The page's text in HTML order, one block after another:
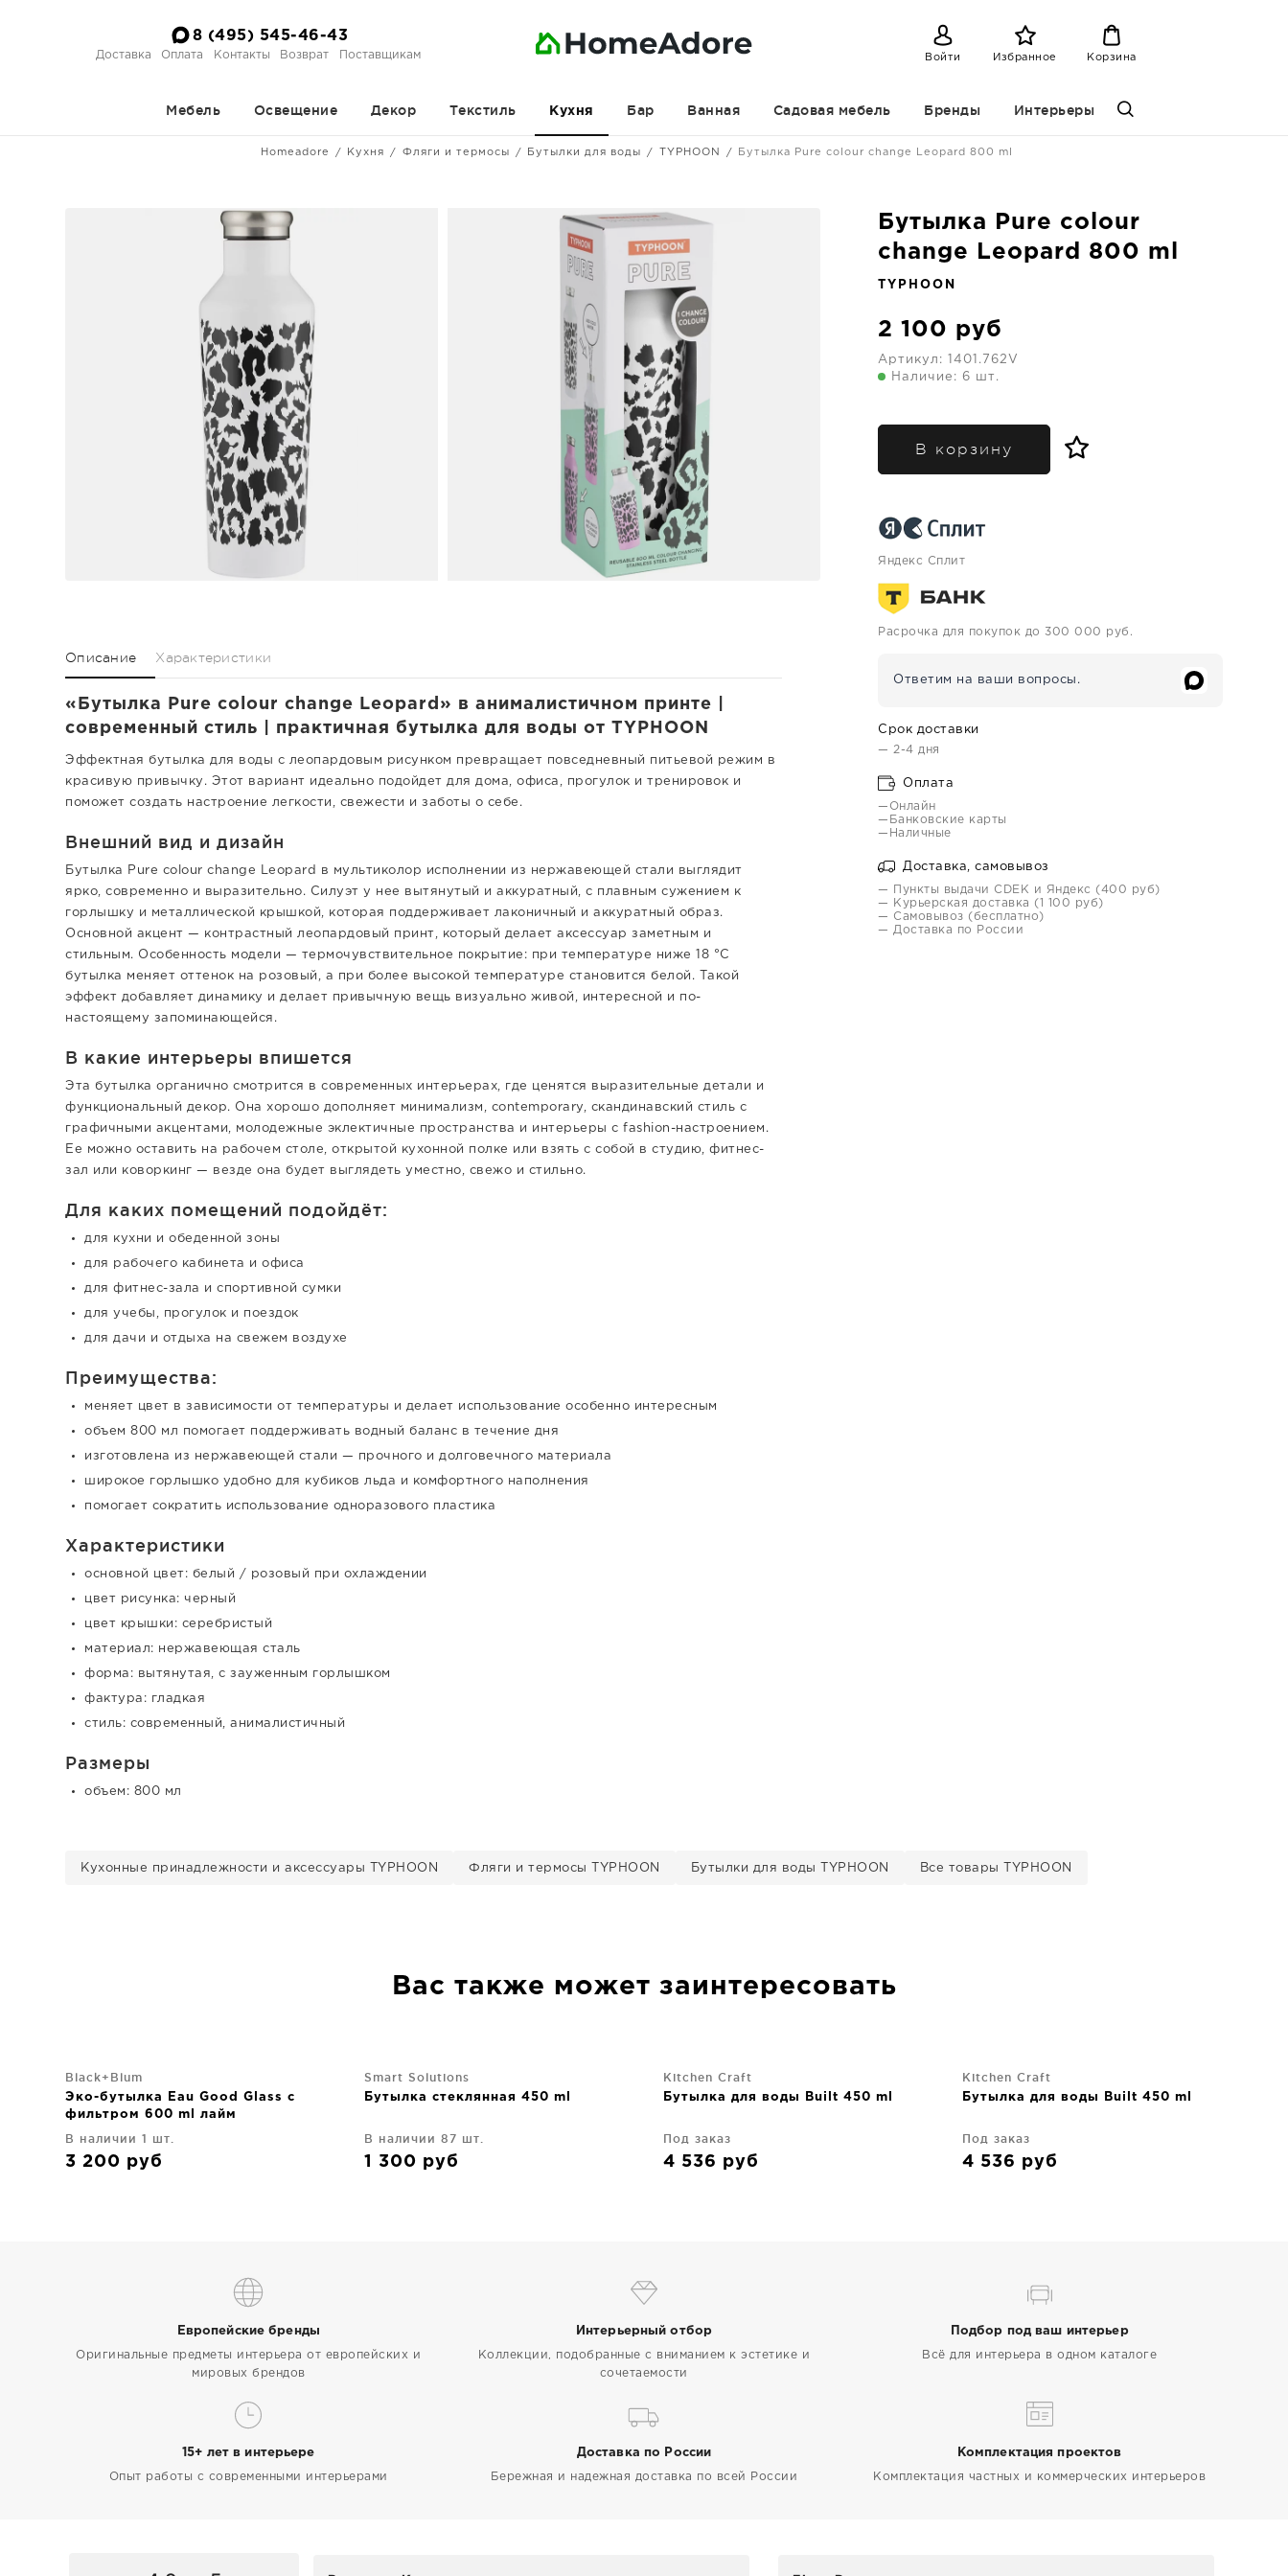
8 (495) 545-46-43
Доставка Оплата Контакты Возврат Поставщикам Войти Избранное Корзина
Мебель Освещение Декор Текстиль Кухня Бар Ванная Садовая мебель Бренды Интерьеры
Homeadore Кухня Фляги и термосы Бутылки для воды TYPHOON Бутылка Pure colour change Leopard 800 ml
Бутылка Pure colour
change Leopard 800 ml
TYPHOON
2 100 руб
Артикул:
1401.762V
Наличие: 6 шт.
В корзину
Яндекс Сплит
Расрочка для покупок до 300 000 руб.
Ответим на ваши вопросы.
Срок доставки
— 2-4 дня
Оплата
—Онлайн
—Банковские карты
—Наличные
Доставка, самовывоз
— Пункты выдачи CDEK и Яндекс (400 руб)
— Курьерская доставка (1 100 руб)
— Самовывоз (бесплатно)
— Доставка по России
Описание Характеристики
«Бутылка Pure colour change Leopard» в анималистичном принте |
современный стиль | практичная бутылка для воды от TYPHOON
Эффектная бутылка для воды с леопардовым рисунком превращает повседневный питьевой режим в
красивую привычку. Этот вариант идеально подойдет для дома, офиса, прогулок и тренировок и
поможет создать настроение легкости, свежести и заботы о себе.
Внешний вид и дизайн
Бутылка Pure colour change Leopard в мультиколор исполнении из нержавеющей стали выглядит
ярко, современно и выразительно. Силуэт у нее вытянутый и аккуратный, с плавным сужением к
горлышку и металлической крышкой, которая поддерживает лаконичный и аккуратный образ.
Основной акцент — контрастный леопардовый принт, который делает аксессуар заметным и
стильным. Особенность модели — термочувствительное покрытие: при температуре ниже 18 °C
бутылка меняет оттенок на розовый, а при более высокой температуре становится белой. Такой
эффект добавляет динамику и делает привычную вещь визуально живой, интересной и по-
настоящему запоминающейся.
В какие интерьеры впишется
Эта бутылка органично смотрится в современных интерьерах, где ценятся выразительные детали и
функциональный декор. Она хорошо дополняет минимализм, contemporary, скандинавский стиль с
графичными акцентами, молодежные эклектичные пространства и интерьеры с fashion-настроением.
Ее можно оставить на рабочем столе, открытой кухонной полке или взять с собой в студию, фитнес-
зал или коворкинг — везде она будет выглядеть уместно, свежо и стильно.
Для каких помещений подойдёт:
для кухни и обеденной зоны
для рабочего кабинета и офиса
для фитнес-зала и спортивной сумки
для учебы, прогулок и поездок
для дачи и отдыха на свежем воздухе
Преимущества:
меняет цвет в зависимости от температуры и делает использование особенно интересным
объем 800 мл помогает поддерживать водный баланс в течение дня
изготовлена из нержавеющей стали — прочного и долговечного материала
широкое горлышко удобно для кубиков льда и комфортного наполнения
помогает сократить использование одноразового пластика
Характеристики
основной цвет: белый / розовый при охлаждении
цвет рисунка: черный
цвет крышки: серебристый
материал: нержавеющая сталь
форма: вытянутая, с зауженным горлышком
фактура: гладкая
стиль: современный, анималистичный
Размеры
объем: 800 мл
Кухонные принадлежности и аксессуары TYPHOON Фляги и термосы TYPHOON Бутылки для воды TYPHOON Все товары TYPHOON
Вас также может заинтересовать
Black+Blum
Эко-бутылка Eau Good Glass с
фильтром 600 ml лайм
В наличии 1 шт.
3 200 руб
Smart Solutions
Бутылка стеклянная 450 ml
В наличии 87 шт.
1 300 руб
Kitchen Craft
Бутылка для воды Built 450 ml
Под заказ
4 536 руб
Kitchen Craft
Бутылка для воды Built 450 ml
Под заказ
4 536 руб
Европейские бренды
Оригинальные предметы интерьера от европейских и
мировых брендов
Интерьерный отбор
Коллекции, подобранные с вниманием к эстетике и
сочетаемости
Подбор под ваш интерьер
Всё для интерьера в одном каталоге
15+ лет в интерьере
Опыт работы с современными интерьерами
Доставка по России
Бережная и надежная доставка по всей России
Комплектация проектов
Комплектация частных и коммерческих интерьеров